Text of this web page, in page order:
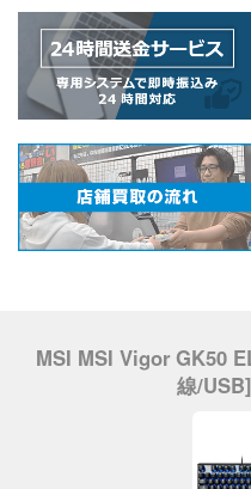
MSI MSI Vigor GK50
線/